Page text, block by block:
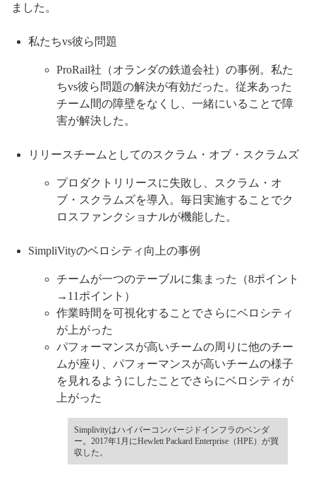
ました。
私たちvs彼ら問題
ProRail社（オランダの鉄道会社）の事例。私た
ちvs彼ら問題の解決が有効だった。従来あった
チーム間の障壁をなくし、一緒にいることで障
害が解決した。
リリースチームとしてのスクラム・オブ・スクラムズ
プロダクトリリースに失敗し、スクラム・オ
ブ・スクラムズを導入。毎日実施することでク
ロスファンクショナルが機能した。
SimpliVityのベロシティ向上の事例
チームが一つのテーブルに集まった（8ポイント
→11ポイント）
作業時間を可視化することでさらにベロシティ
が上がった
パフォーマンスが高いチームの周りに他のチー
ムが座り、パフォーマンスが高いチームの様子
を見れるようにしたことでさらにベロシティが
上がった
Simplivityはハイパーコンバージドインフラのベンダ
ー。2017年1月にHewlett Packard Enterprise（HPE）が買
収した。